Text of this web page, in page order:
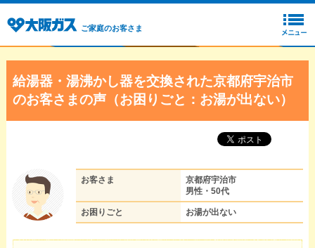
ご家庭のお客さま
給湯器・湯沸かし器を交換された京都府宇治市
のお客さまの声（お困りごと：お湯が出ない）
お客さま
京都府宇治市
男性・50代
お困りごと お湯が出ない